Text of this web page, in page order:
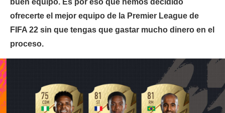
buen equipo. Es por eso que hemos decidido
ofrecerte el mejor equipo de la Premier League de
FIFA 22 sin que tengas que gastar mucho dinero en el
proceso.